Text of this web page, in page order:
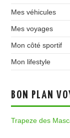
Mes véhicules
Mes voyages
Mon côté sportif
Mon lifestyle
BON PLAN
Trapeze des